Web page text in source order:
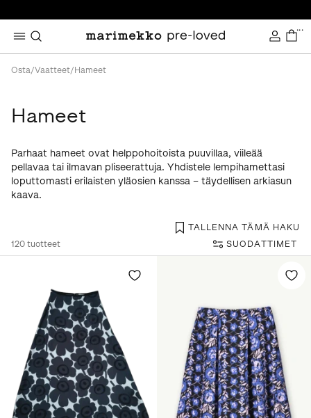
...
Osta/Vaatteet/ Hameet
Hameet
Parhaat hameet ovat helppohoitoista puuvillaa, viileää
pellavaa tai ilmavan pliseerattuja. Yhdistele lempihamettasi
loputtomasti erilaisten yläosien kanssa – täydellisen arkiasun
kaava.
TALLENNA TÄMÄ HAKU
120 tuotteet SUODATTIMET